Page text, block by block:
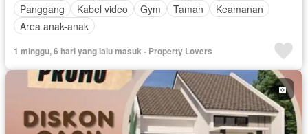
Panggang
Kabel video Gym Taman
Keamanan
Area anak-anak
1 minggu, 6 hari yang lalu masuk - Property Lovers